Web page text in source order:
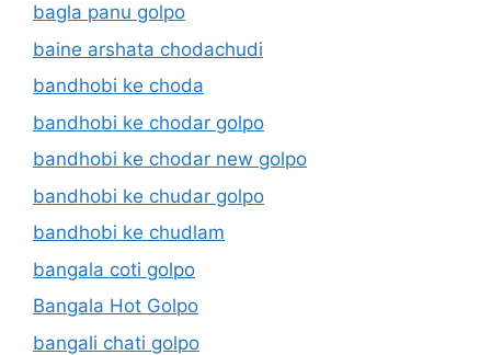
bagla panu golpo
baine arshata chodachudi
bandhobi ke choda
bandhobi ke chodar golpo
bandhobi ke chodar new golpo
bandhobi ke chudar golpo
bandhobi ke chudlam
bangala coti golpo
Bangala Hot Golpo
bangali chati golpo